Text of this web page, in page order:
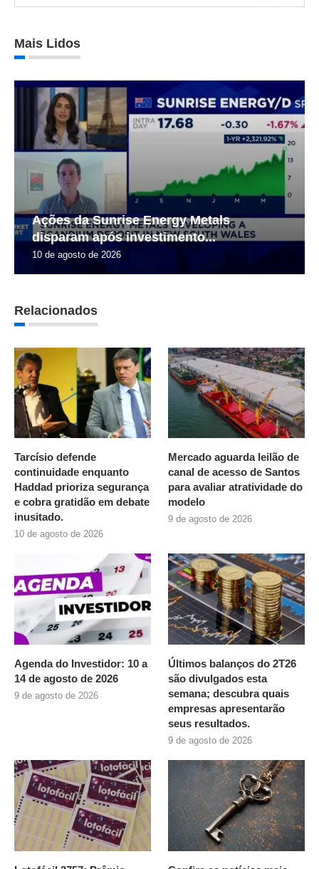
Mais Lidos
Ações da Sunrise Energy Metals
disparam após investimento...
10 de agosto de 2026
Relacionados
Tarcísio defende
continuidade enquanto
Haddad prioriza segurança
e cobra gratidão em debate
inusitado.
10 de agosto de 2026
Mercado aguarda leilão de
canal de acesso de Santos
para avaliar atratividade do
modelo
9 de agosto de 2026
Agenda do Investidor: 10 a
14 de agosto de 2026
9 de agosto de 2026
Últimos balanços do 2T26
são divulgados esta
semana; descubra quais
empresas apresentarão
seus resultados.
9 de agosto de 2026